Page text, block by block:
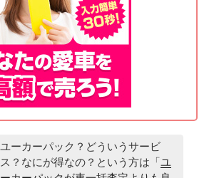
ユーカーパック？どういうサービ
ス？なにが得なの？という方は「ユ